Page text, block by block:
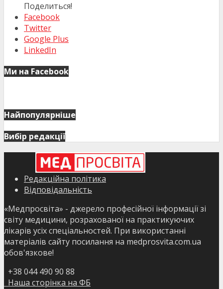
Поделиться!
Facebook
Twitter
Google Plus
LinkedIn
Ми на Facebook
Найпопулярніше
Вибір редакції
Редакційна політика
Відповідальність
«Медпросвіта» - джерело професійної інформації зі
світу медицини, розрахованої на практикуючих
лікарів усіх спеціальностей. При використанні
матеріалів сайту посилання на medprosvita.com.ua
обов'язкове!
+38 044 490 90 88
Наша сторінка на ФБ